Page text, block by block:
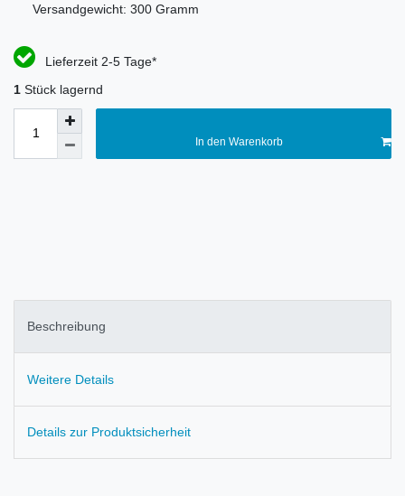
Versandgewicht: 300 Gramm
Lieferzeit 2-5 Tage*
1 Stück lagernd
In den Warenkorb
Beschreibung
Weitere Details
Details zur Produktsicherheit